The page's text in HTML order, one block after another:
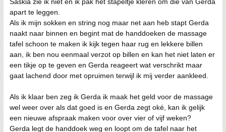
apart te leggen.
Als ik mijn sokken en string nog maar net aan heb stapt Gerda
naakt naar binnen en begint mat de handdoeken de massage
tafel schoon te maken ik kijk tegen haar rug en lekkere billen
aan, ik ben nou eenmaal verzot op billen en kan het niet laten er
een tikje op te geven en Gerda reageert wat verschrikt maar
gaat lachend door met opruimen terwijl ik mij verder aankleed.
Als ik klaar ben zeg ik Gerda ik maak het geld voor de massage
wel weer over als dat goed is en Gerda zegt oké, kan ik gelijk
een nieuwe afspraak maken voor over vier of vijf weken?
Gerda legt de handdoek weg en loopt om de tafel naar het